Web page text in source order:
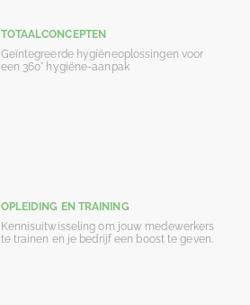
TOTAALCONCEPTEN
Geïntegreerde hygiëneoplossingen voor
een 360° hygiëne-aanpak
OPLEIDING EN TRAINING
Kennisuitwisseling om jouw medewerkers
te trainen en je bedrijf een boost te geven.